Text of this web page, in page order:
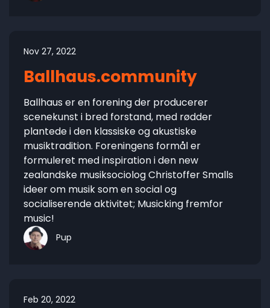
Nov 27, 2022
Ballhaus.community
Ballhaus er en forening der producerer
scenekunst i bred forstand, med rødder
plantede i den klassiske og akustiske
musiktradition. Foreningens formål er
formuleret med inspiration i den new
zealandske musiksociolog Christoffer Smalls
ideer om musik som en social og
socialiserende aktivitet; Musicking fremfor
music!
Pup
Feb 20, 2022